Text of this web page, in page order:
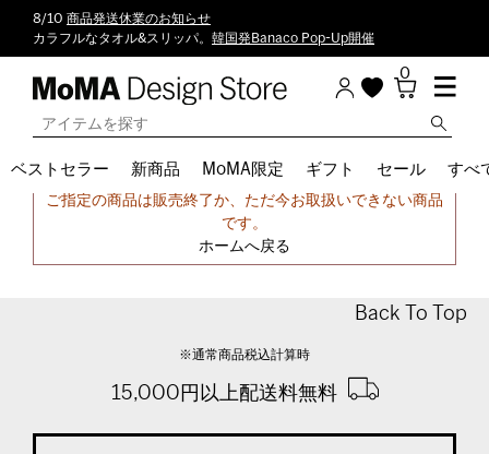
8/10 商品発送休業のお知らせ
カラフルなタオル&スリッパ。 韓国発Banaco Pop-Up開催
0
ベストセラー 新商品 MoMA限定 ギフト セール すべ
申し訳ございません。
ご指定の商品は販売終了か、ただ今お取扱いできない商品
です。
ホームへ戻る
Back To Top
※通常商品税込計算時
15,000円以上配送料無料